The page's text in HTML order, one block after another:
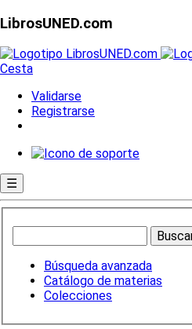
LibrosUNED.com
Cesta
Validarse
Registrarse
☰
Búsqueda avanzada
Catálogo de materias
Colecciones